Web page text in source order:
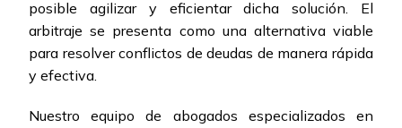
posible agilizar y eficientar dicha solución. El
arbitraje se presenta como una alternativa viable
para resolver conflictos de deudas de manera rápida
y efectiva.
Nuestro equipo de abogados especializados en